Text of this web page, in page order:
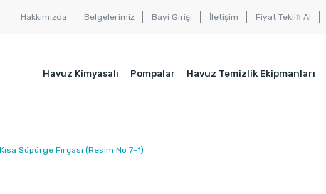
Hakkımızda Belgelerimiz Bayi Girişi İletişim Fiyat Teklifi Al
Havuz Kimyasalı Pompalar Havuz Temizlik Ekipmanları
Süpürge Fırçası (Resim No 7-1)